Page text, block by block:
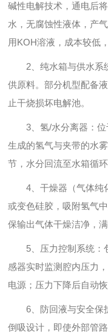
碱性电解技术，通电后
水，无腐蚀性液体，产
用KOH溶液，成本较低
2、纯水箱与供水系
供原料。部分机型配备
止干烧损坏电解池。
3、氢/水分离器：位
生成的氢气与夹带的水
节，水分回流至水箱循环
4、干燥器（气体纯化
或变色硅胶，吸附氢气
保输出气体干燥洁净，
5、压力控制系统：
感器实时监测腔内压力
电源；压力下降后自动
6、防回液与安全保
倒吸设计，即使外部管